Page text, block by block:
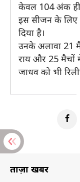
केवल 104 अंक
इस सीजन के लिए
दिया है।
उनके अलावा 21
राय और 25 मैचों
जाधव को भी
ताज़ा खबरें